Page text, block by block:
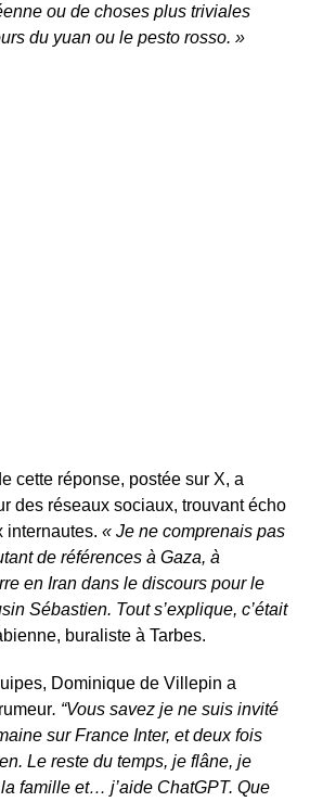
ou de choses plus triviales
du yuan ou le pesto rosso. »
cette réponse, postée sur X, a
des réseaux sociaux, trouvant écho
internautes. « Je ne comprenais pas
de références à Gaza, à
en Iran dans le discours pour le
Sébastien. Tout s’explique, c’était
buraliste à Tarbes.
Dominique de Villepin a
. “Vous savez je ne suis invité
sur France Inter, et deux fois
Le reste du temps, je flâne, je
famille et… j’aide ChatGPT. Que